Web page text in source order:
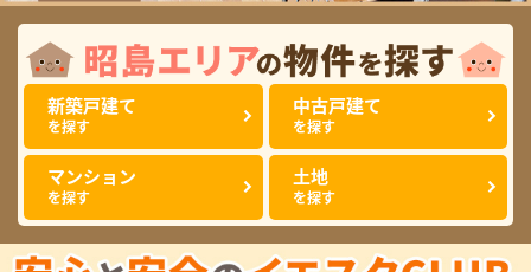
新築戸建て
を探す
中古戸建て
を探す
マンション
を探す
土地
を探す